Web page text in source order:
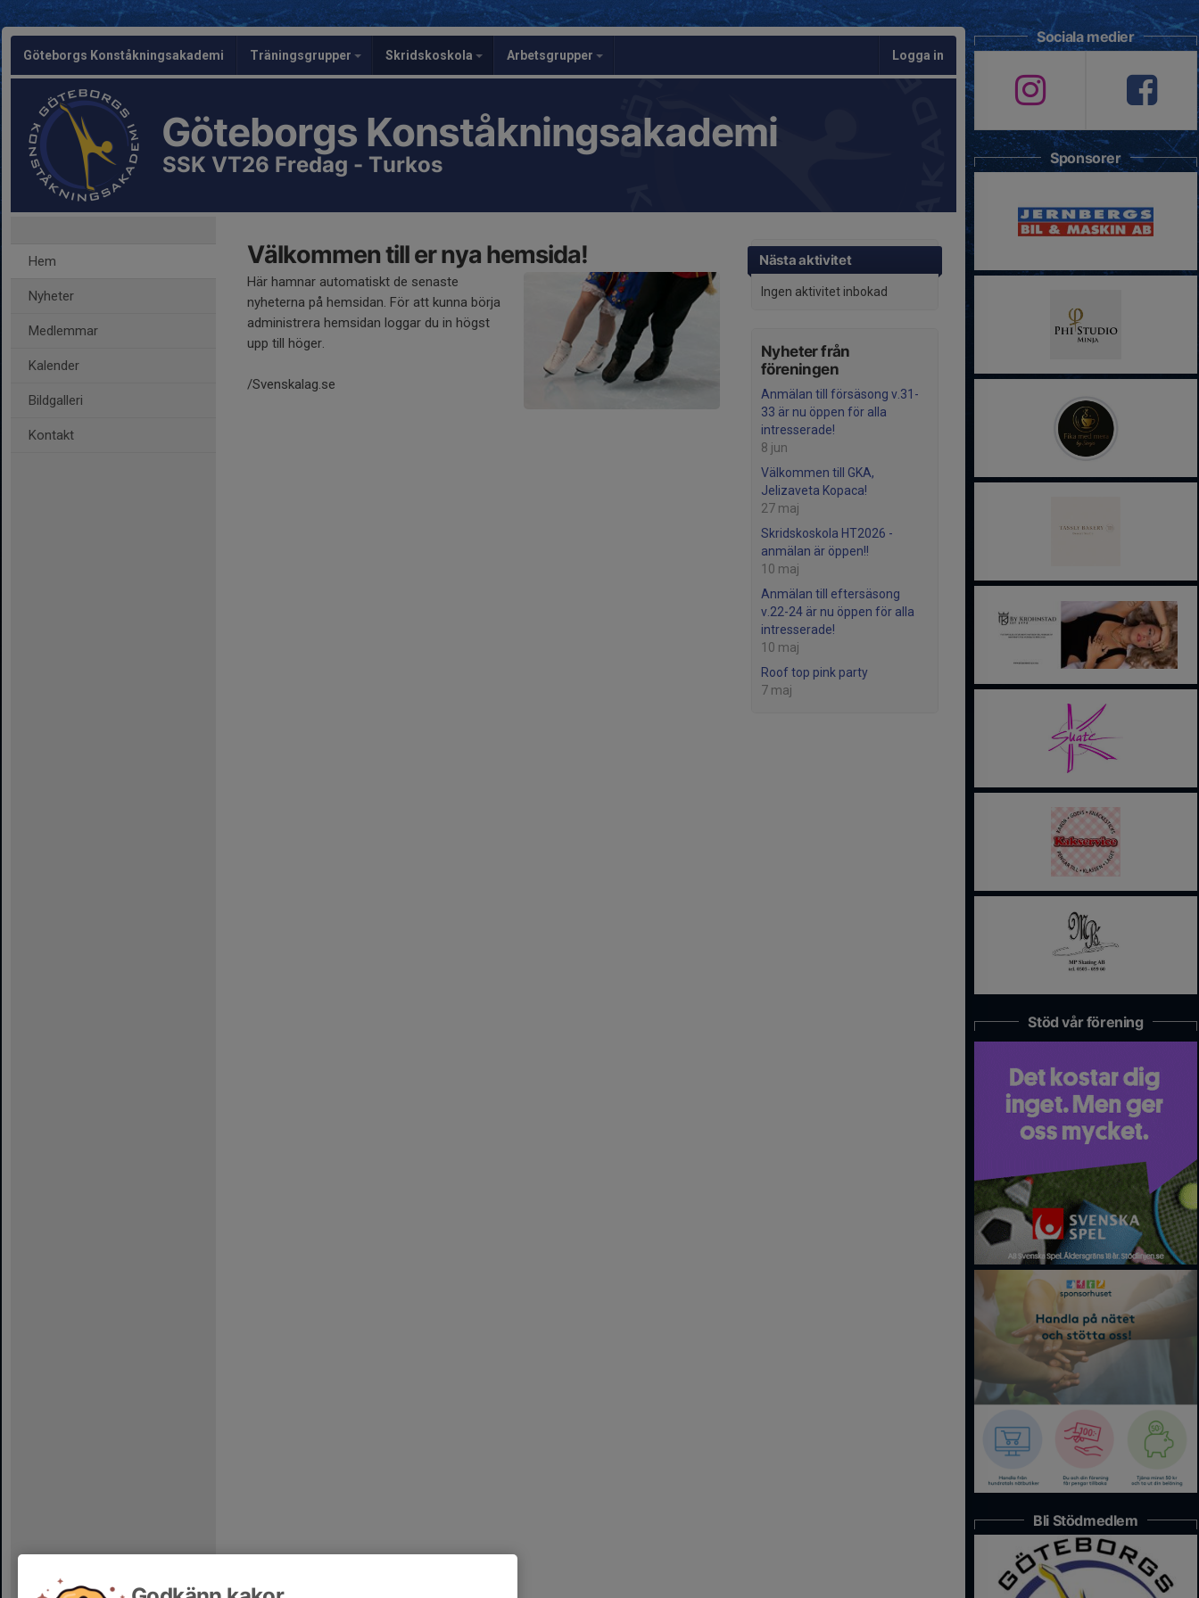
Göteborgs Konståkningsakademi Träningsgrupper Skridskoskola Arbetsgrupper Logga in
Göteborgs Konståkningsakademi
SSK VT26 Fredag - Turkos
Hem
Nyheter
Medlemmar
Kalender
Bildgalleri
Kontakt
Nästa aktivitet
Ingen aktivitet inbokad
Nyheter från
föreningen
Anmälan till försäsong v.31-
33 är nu öppen för alla
intresserade!
8 jun
Välkommen till GKA,
Jelizaveta Kopaca!
27 maj
Skridskoskola HT2026 -
anmälan är öppen!!
10 maj
Anmälan till eftersäsong
v.22-24 är nu öppen för alla
intresserade!
10 maj
Roof top pink party
7 maj
Välkommen till er nya hemsida!
Här hamnar automatiskt de senaste
nyheterna på hemsidan. För att kunna börja
administrera hemsidan loggar du in högst
upp till höger.
/Svenskalag.se
Sociala medier
Sponsorer
Stöd vår förening
Bli Stödmedlem